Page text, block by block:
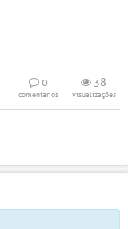
0
comentários
38
visualizações